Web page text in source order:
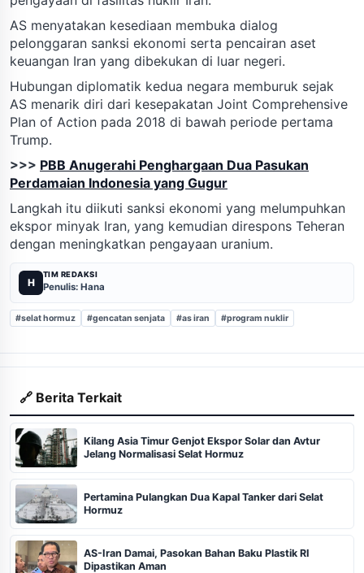
AS menyatakan kesediaan membuka dialog
pelonggaran sanksi ekonomi serta pencairan aset
keuangan Iran yang dibekukan di luar negeri.
Hubungan diplomatik kedua negara memburuk sejak
AS menarik diri dari kesepakatan Joint Comprehensive
Plan of Action pada 2018 di bawah periode pertama
Trump.
>>> PBB Anugerahi Penghargaan Dua Pasukan
Perdamaian Indonesia yang Gugur
Langkah itu diikuti sanksi ekonomi yang melumpuhkan
ekspor minyak Iran, yang kemudian direspons Teheran
dengan meningkatkan pengayaan uranium.
H
TIM REDAKSI
Penulis: Hana
#selat hormuz #gencatan senjata #as iran #program nuklir
🔗 Berita Terkait
Kilang Asia Timur Genjot Ekspor Solar dan Avtur
Jelang Normalisasi Selat Hormuz
Pertamina Pulangkan Dua Kapal Tanker dari Selat
Hormuz
AS-Iran Damai, Pasokan Bahan Baku Plastik RI
Dipastikan Aman